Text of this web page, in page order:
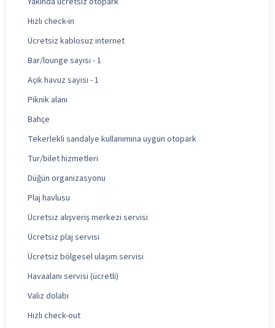
Hızlı check-in
Ücretsiz kablosuz internet
Bar/lounge sayısı - 1
Açık havuz sayısı - 1
Piknik alanı
Bahçe
Tekerlekli sandalye kullanımına uygun otopark
Tur/bilet hizmetleri
Düğün organizasyonu
Plaj havlusu
Ücretsiz alışveriş merkezi servisi
Ücretsiz plaj servisi
Ücretsiz bölgesel ulaşım servisi
Havaalanı servisi (ücretli)
Valiz dolabı
Hızlı check-out